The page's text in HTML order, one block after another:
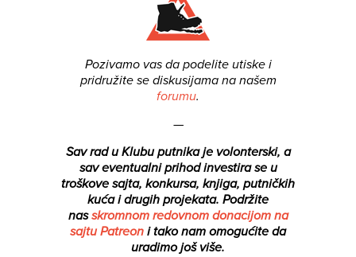
Pozivamo vas da podelite utiske i
pridružite se diskusijama na našem
forumu.
—
Sav rad u Klubu putnika je volonterski, a
sav eventualni prihod investira se u
troškove sajta, konkursa, knjiga, putničkih
kuća i drugih projekata. Podržite
nasskromnom redovnom donacijom na
sajtu Patreon i tako nam omogućite da
uradimo još više.